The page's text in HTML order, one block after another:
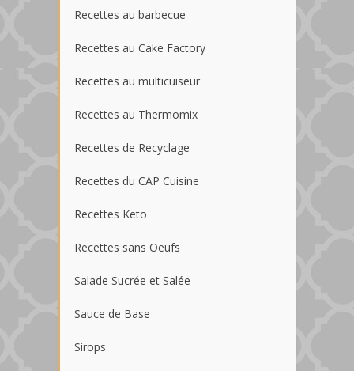
Recettes au barbecue
Recettes au Cake Factory
Recettes au multicuiseur
Recettes au Thermomix
Recettes de Recyclage
Recettes du CAP Cuisine
Recettes Keto
Recettes sans Oeufs
Salade Sucrée et Salée
Sauce de Base
Sirops